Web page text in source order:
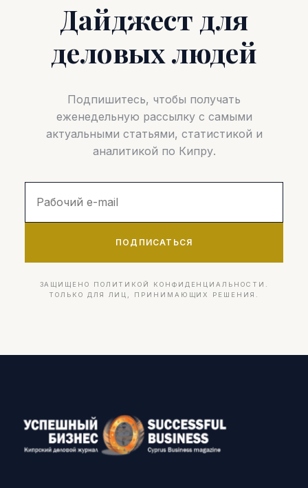
Дайджест для
деловых людей
Подпишитесь, чтобы получать
еженедельную рассылку с самыми
актуальными статьями, статистикой и
аналитикой по Кипру.
ПОДПИСАТЬСЯ
ЗАЩИЩЕНО ПОЛИТИКОЙ КОНФИДЕНЦИАЛЬНОСТИ.
ТОЛЬКО ДЛЯ ЛИЦ, ПРИНИМАЮЩИХ РЕШЕНИЯ.